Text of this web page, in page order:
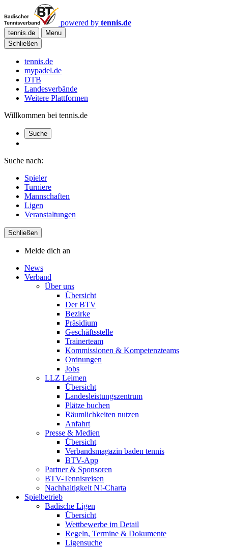
powered by tennis.de
tennis.de
Menu
Schließen
tennis.de
mypadel.de
DTB
Landesverbände
Weitere Plattformen
Willkommen bei tennis.de
Suche
Suche nach:
Spieler
Turniere
Mannschaften
Ligen
Veranstaltungen
Schließen
Melde dich an
News
Verband
Über uns
Übersicht
Der BTV
Bezirke
Präsidium
Geschäftsstelle
Trainerteam
Kommissionen & Kompetenzteams
Ordnungen
Jobs
LLZ Leimen
Übersicht
Landesleistungszentrum
Plätze buchen
Räumlichkeiten nutzen
Anfahrt
Presse & Medien
Übersicht
Verbandsmagazin baden tennis
BTV-App
Partner & Sponsoren
BTV-Tennisreisen
Nachhaltigkeit N!-Charta
Spielbetrieb
Badische Ligen
Übersicht
Wettbewerbe im Detail
Regeln, Termine & Dokumente
Ligensuche